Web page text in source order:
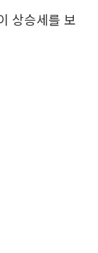
상승세를 보